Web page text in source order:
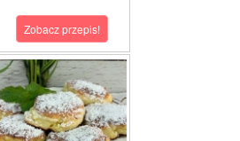
Zobacz przepis!